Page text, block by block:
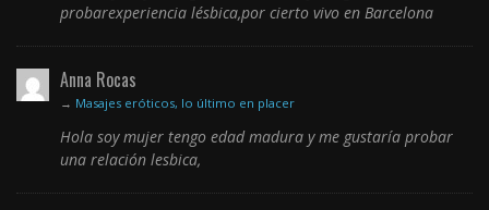
probarexperiencia lésbica,por cierto vivo en Barcelona
Anna Rocas
→ Masajes eróticos, lo último en placer
Hola soy mujer tengo edad madura y me gustaría probar
una relación lesbica,